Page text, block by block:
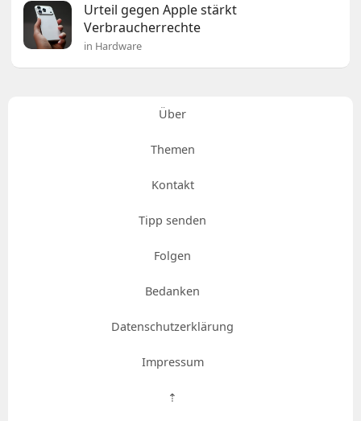
Urteil gegen Apple stärkt
Verbraucherrechte
in Hardware
Über
Themen
Kontakt
Tipp senden
Folgen
Bedanken
Datenschutzerklärung
Impressum
⇡